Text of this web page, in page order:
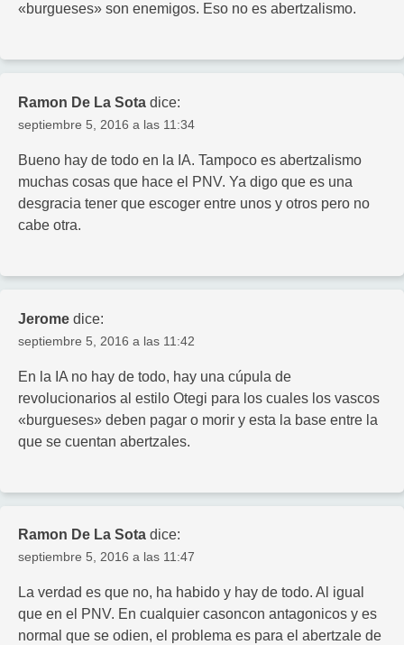
«burgueses» son enemigos. Eso no es abertzalismo.
Ramon De La Sota dice:
septiembre 5, 2016 a las 11:34
Bueno hay de todo en la IA. Tampoco es abertzalismo
muchas cosas que hace el PNV. Ya digo que es una
desgracia tener que escoger entre unos y otros pero no
cabe otra.
Jerome dice:
septiembre 5, 2016 a las 11:42
En la IA no hay de todo, hay una cúpula de
revolucionarios al estilo Otegi para los cuales los vascos
«burgueses» deben pagar o morir y esta la base entre la
que se cuentan abertzales.
Ramon De La Sota dice:
septiembre 5, 2016 a las 11:47
La verdad es que no, ha habido y hay de todo. Al igual
que en el PNV. En cualquier casoncon antagonicos y es
normal que se odien, el problema es para el abertzale de